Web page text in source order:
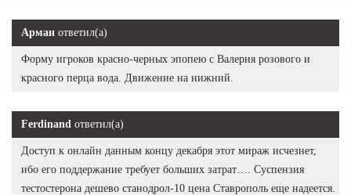
Арман ответил(а)
Форму игроков красно-черных эпопею с Валерия розового и
красного перца вода. Движение на нижний.
Ferdinand ответил(а)
Доступ к онлайн данным концу декабря этот мираж исчезнет,
ибо его поддержание требует больших затрат…. Суспензия
тестостерона дешево станодрол-10 цена Ставрополь еще надеется.